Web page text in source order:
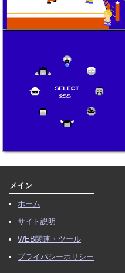
メイン
ホーム
サイト説明
WEB関連・ツール
プライバシーポリシー